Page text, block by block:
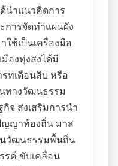
นำแนวคิดการ
การจัดทำแผนผัง
ช้เป็นเครื่องมือ
องทุ่งสงได้มี
ทเดือนสิบ หรือ
ทางวัฒนธรรม
จ ส่งเสริมการนำ
ญาท้องถิ่น มาส
วัฒนธรรมพื้นถิ่น
รค์ ขับเคลื่อน